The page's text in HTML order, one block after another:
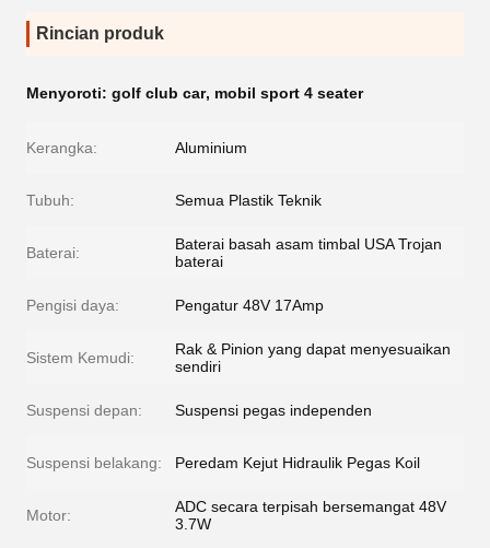
Rincian produk
Menyoroti: golf club car, mobil sport 4 seater
Kerangka: Aluminium
Tubuh: Semua Plastik Teknik
Baterai:
Baterai basah asam timbal USA Trojan
baterai
Pengisi daya: Pengatur 48V 17Amp
Sistem Kemudi:
Rak & Pinion yang dapat menyesuaikan
sendiri
Suspensi depan: Suspensi pegas independen
Suspensi belakang: Peredam Kejut Hidraulik Pegas Koil
Motor:
ADC secara terpisah bersemangat 48V
3.7W